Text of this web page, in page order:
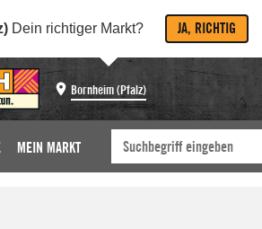
Dein richtiger Markt? JA, RICHTIG
Bornheim (Pfalz)
MEIN MARKT